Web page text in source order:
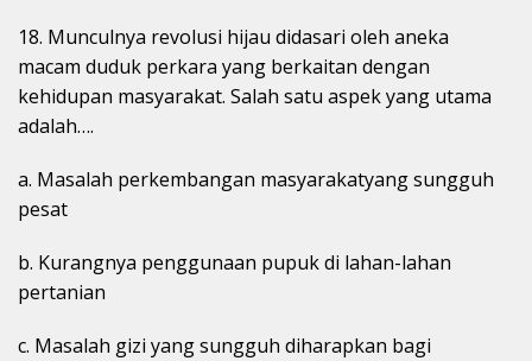
18. Munculnya revolusi hijau didasari oleh aneka
macam duduk perkara yang berkaitan dengan
kehidupan masyarakat. Salah satu aspek yang utama
adalah….
a. Masalah perkembangan masyarakatyang sungguh
pesat
b. Kurangnya penggunaan pupuk di lahan-lahan
pertanian
c. Masalah gizi yang sungguh diharapkan bagi